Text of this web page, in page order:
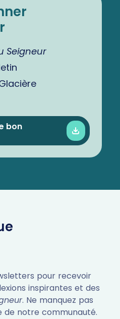
Seigneur
bon
pour recevoir
inspirantes et des
. Ne manquez pas
de notre communauté.